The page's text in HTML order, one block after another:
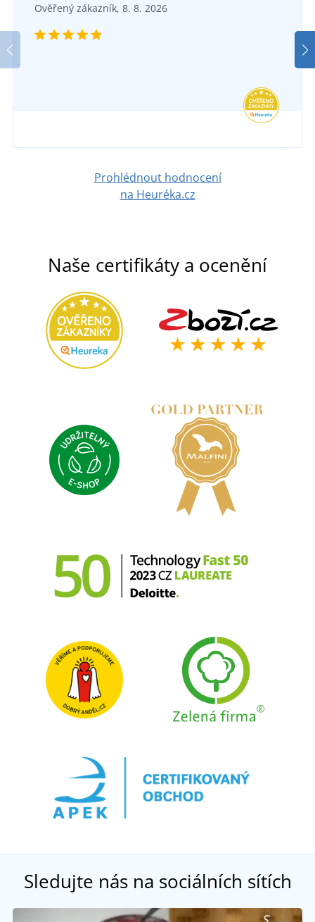
Ověřený zákazník, 8. 8. 2026
Prohlédnout hodnocení
na Heuréka.cz
Naše certifikáty a ocenění
Sledujte nás na sociálních sítích